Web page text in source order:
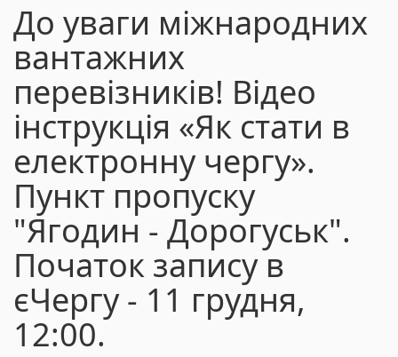
До уваги міжнародних
вантажних
перевізників! Відео
інструкція «Як стати в
електронну чергу».
Пункт пропуску
"Ягодин - Дорогуськ".
Початок запису в
єЧергу - 11 грудня,
12:00.